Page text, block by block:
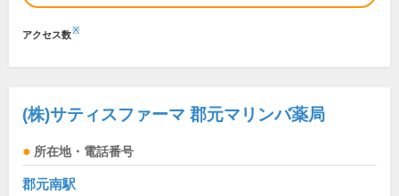
アクセス数※
(株)サティスファーマ 郡元マリンバ薬局
所在地・電話番号
郡元南駅